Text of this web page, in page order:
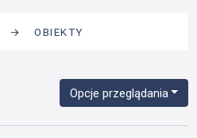
→ OBIEKTY
Opcje przeglądania